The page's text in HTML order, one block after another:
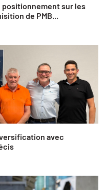
sur les
de PMB...
avec